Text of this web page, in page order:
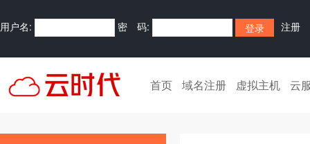
用户名: 密 码: 注册
首页 域名注册 虚拟主机 云